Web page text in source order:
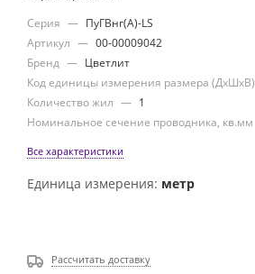
Серия — ПуГВнг(А)-LS
Артикул — 00-00009042
Бренд — Цветлит
Код единицы измерения размера (ДхШхВ)
Количество жил — 1
Номинальное сечение проводника, кв.мм
Все характеристики
Единица измерения: метр
Рассчитать доставку